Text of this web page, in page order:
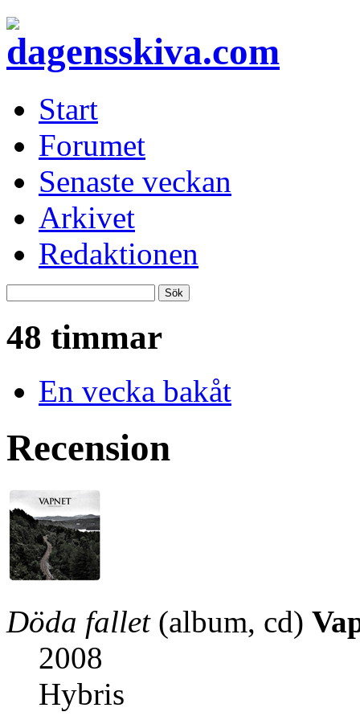
Start
Forumet
Senaste veckan
Arkivet
Redaktionen
48 timmar
En vecka bakåt
Recension
Döda fallet(album, cd)
2008
Hybris